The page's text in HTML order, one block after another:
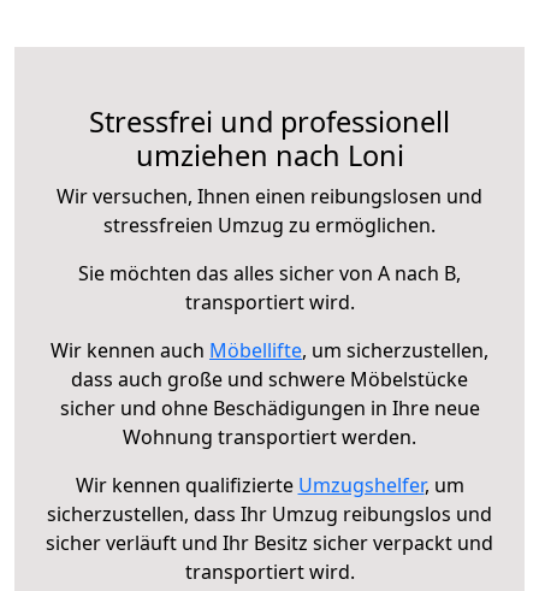
Stressfrei und professionell
umziehen nach Loni
Wir versuchen, Ihnen einen reibungslosen und
stressfreien Umzug zu ermöglichen.
Sie möchten das alles sicher von A nach B,
transportiert wird.
Wir kennen auch Möbellifte, um sicherzustellen,
dass auch große und schwere Möbelstücke
sicher und ohne Beschädigungen in Ihre neue
Wohnung transportiert werden.
Wir kennen qualifizierte Umzugshelfer, um
sicherzustellen, dass Ihr Umzug reibungslos und
sicher verläuft und Ihr Besitz sicher verpackt und
transportiert wird.